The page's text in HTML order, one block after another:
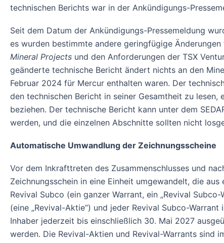
technischen Berichts war in der Ankündigungs-
Seit dem Datum der Ankündigungs-Pressemeldung
es wurden bestimmte andere geringfügige
Mineral Projects und den Anforderungen der TSX
geänderte technische Bericht ändert nichts an den
Februar 2024 für Mercur enthalten waren. Der
den technischen Bericht in seiner Gesamtheit zu
beziehen. Der technische Bericht kann unter dem
werden, und die einzelnen Abschnitte sollten nicht
Automatische Umwandlung der Zeichnungsscheine
Vor dem Inkrafttreten des Zusammenschlusses und
Zeichnungsschein in eine Einheit umgewandelt, die
Revival Subco (ein ganzer Warrant, ein „Revival
(eine „Revival-Aktie“) und jeder Revival Subco-
Inhaber jederzeit bis einschließlich 30. Mai 2027
werden. Die Revival-Aktien und Revival-Warrants sind